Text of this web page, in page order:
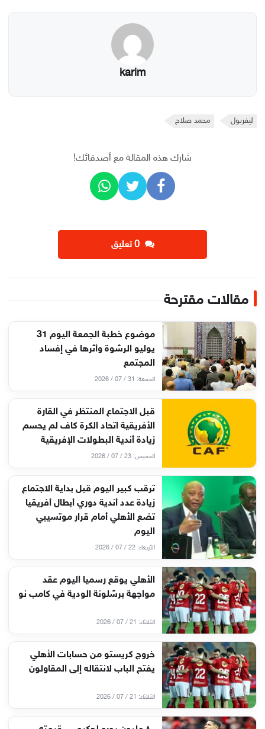
karim
ليفربول محمد صلاح
شارك هذه المقالة مع أصدقائك!
‫0 تعليق
مقالات مقترحة
موضوع خطبة الجمعة اليوم 31
يوليو الرشوة وأثرها في إفساد
المجتمع
الجمعة: 31 / 07 / 2026
قبل الاجتماع المنتظر في القارة
الأفريقية اتحاد الكرة كاف لم يحسم
زيادة أندية البطولات الإفريقية
الخميس: 23 / 07 / 2026
ترقب كبير اليوم قبل بداية الاجتماع
زيادة عدد أندية دوري أبطال أفريقيا
تضع الأهلي أمام قرار موتسيبي
اليوم
الأربعاء: 22 / 07 / 2026
الأهلي يوقع رسميا اليوم عقد
مواجهة برشلونة الودية في كامب نو
الثلاثاء: 21 / 07 / 2026
خروج كريستو من حسابات الأهلي
يفتح الباب لانتقاله إلى المقاولون
الثلاثاء: 21 / 07 / 2026